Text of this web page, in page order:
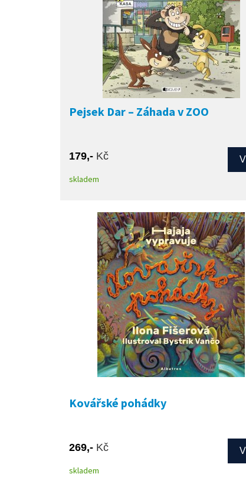
Pejsek Dar – Záhada v ZOO
179,- Kč
skladem
Kovářské pohádky
269,- Kč
skladem